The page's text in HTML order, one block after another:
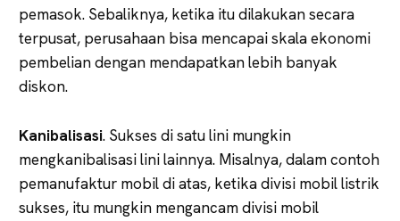
pemasok. Sebaliknya, ketika itu dilakukan secara
terpusat, perusahaan bisa mencapai skala ekonomi
pembelian dengan mendapatkan lebih banyak
diskon.
Kanibalisasi. Sukses di satu lini mungkin
mengkanibalisasi lini lainnya. Misalnya, dalam contoh
pemanufaktur mobil di atas, ketika divisi mobil listrik
sukses, itu mungkin mengancam divisi mobil